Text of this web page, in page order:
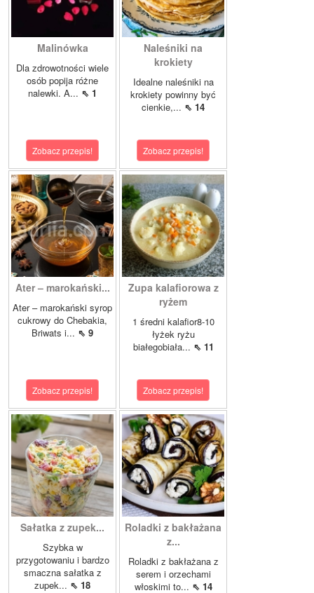
Malinówka
Dla zdrowotności wiele
osób popija różne
nalewki. A... ⇖ 1
Zobacz przepis!
Naleśniki na
krokiety
Idealne naleśniki na
krokiety powinny być
cienkie,... ⇖ 14
Zobacz przepis!
Ater – marokański...
Ater – marokański syrop
cukrowy do Chebakia,
Briwats i... ⇖ 9
Zobacz przepis!
Zupa kalafiorowa z
ryżem
1 średni kalafior8-10
łyżek ryżu
białegobiała... ⇖ 11
Zobacz przepis!
Sałatka z zupek...
Szybka w
przygotowaniu i bardzo
smaczna sałatka z
zupek... ⇖ 18
Roladki z bakłażana
z...
Roladki z bakłażana z
serem i orzechami
włoskimi to... ⇖ 14